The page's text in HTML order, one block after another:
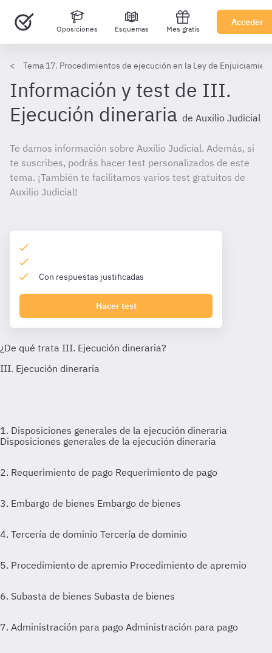
Oposiciones Esquemas Mes gratis
Acceder
Tema 17. Procedimientos de ejecución en la Ley de
Información y test de III.
Ejecución dineraria de Auxilio Judicial
Te damos información sobre Auxilio Judicial. Además, si
te suscribes, podrás hacer test personalizados de este
tema. ¡También te facilitamos varios test gratuitos de
Auxilio Judicial!
Con respuestas justificadas
Hacer test
1. Disposiciones generales de la ejecución dineraria
Disposiciones generales de la ejecución dineraria
2. Requerimiento de pago Requerimiento de pago
3. Embargo de bienes Embargo de bienes
4. Tercería de dominio Tercería de dominio
5. Procedimiento de apremio Procedimiento de apremio
6. Subasta de bienes Subasta de bienes
7. Administración para pago Administración para pago